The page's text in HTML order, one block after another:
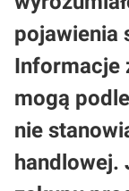
pojawienia
Informacje
mogą
nie
handlowej.